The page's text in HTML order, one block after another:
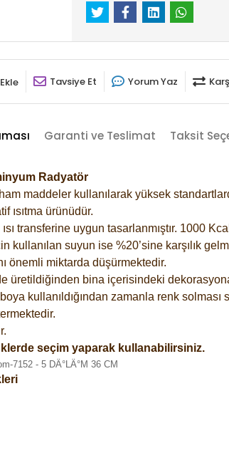
Tavsiye Et Yorum Yaz
Garanti ve Teslimat Taksit
Radyatör
maddeler kullanılarak yüksek
ısıtma ürünüdür.
transferine uygun tasarlanmıştır. 1000
suyun ise %20’sine karşılık
önemli miktarda düşürmektedir.
üretildiğinden bina içerisindeki
kullanıldığından zamanla renk solması
seçim yaparak kullanabilirsiniz.